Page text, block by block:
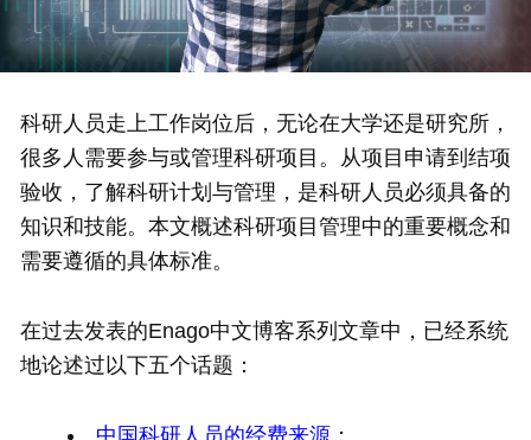
科研人员走上工作岗位后，无论在大学还是研究所，
很多人需要参与或管理科研项目。从项目申请到结项
验收，了解科研计划与管理，是科研人员必须具备的
知识和技能。本文概述科研项目管理中的重要概念和
需要遵循的具体标准。
在过去发表的Enago中文博客系列文章中，已经系统
地论述过以下五个话题：
中国科研人员的经费来源 ；